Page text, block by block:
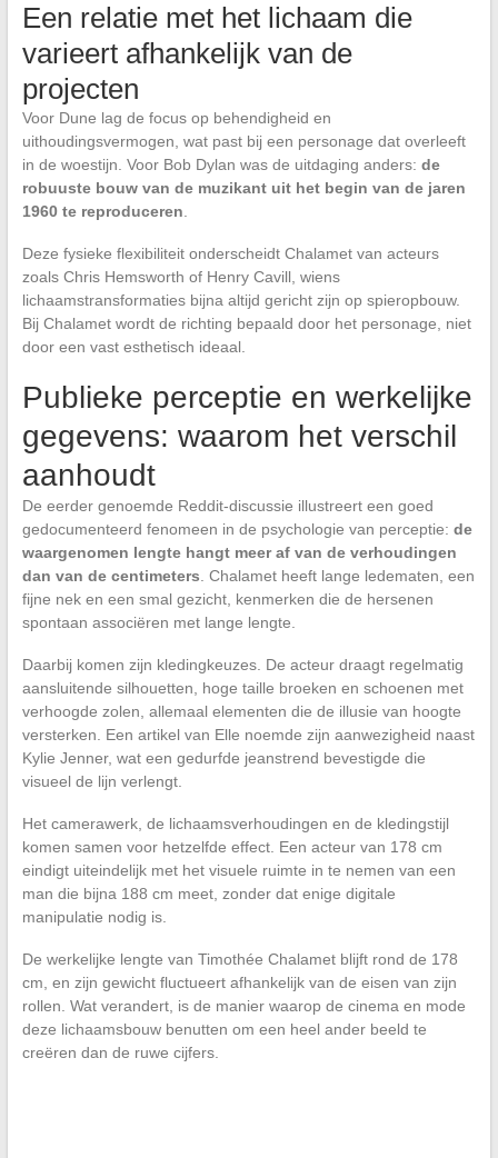
Een relatie met het lichaam die
varieert afhankelijk van de
projecten
Voor Dune lag de focus op behendigheid en
uithoudingsvermogen, wat past bij een personage dat overleeft
in de woestijn. Voor Bob Dylan was de uitdaging anders: de
robuuste bouw van de muzikant uit het begin van de jaren
1960 te reproduceren.
Deze fysieke flexibiliteit onderscheidt Chalamet van acteurs
zoals Chris Hemsworth of Henry Cavill, wiens
lichaamstransformaties bijna altijd gericht zijn op spieropbouw.
Bij Chalamet wordt de richting bepaald door het personage, niet
door een vast esthetisch ideaal.
Publieke perceptie en werkelijke
gegevens: waarom het verschil
aanhoudt
De eerder genoemde Reddit-discussie illustreert een goed
gedocumenteerd fenomeen in de psychologie van perceptie: de
waargenomen lengte hangt meer af van de verhoudingen
dan van de centimeters. Chalamet heeft lange ledematen, een
fijne nek en een smal gezicht, kenmerken die de hersenen
spontaan associëren met lange lengte.
Daarbij komen zijn kledingkeuzes. De acteur draagt regelmatig
aansluitende silhouetten, hoge taille broeken en schoenen met
verhoogde zolen, allemaal elementen die de illusie van hoogte
versterken. Een artikel van Elle noemde zijn aanwezigheid naast
Kylie Jenner, wat een gedurfde jeanstrend bevestigde die
visueel de lijn verlengt.
Het camerawerk, de lichaamsverhoudingen en de kledingstijl
komen samen voor hetzelfde effect. Een acteur van 178 cm
eindigt uiteindelijk met het visuele ruimte in te nemen van een
man die bijna 188 cm meet, zonder dat enige digitale
manipulatie nodig is.
De werkelijke lengte van Timothée Chalamet blijft rond de 178
cm, en zijn gewicht fluctueert afhankelijk van de eisen van zijn
rollen. Wat verandert, is de manier waarop de cinema en mode
deze lichaamsbouw benutten om een heel ander beeld te
creëren dan de ruwe cijfers.